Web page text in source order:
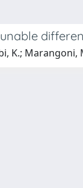
K.; Marangoni,